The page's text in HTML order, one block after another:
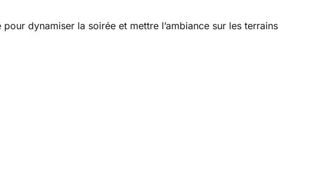
dynamiser la soirée et mettre l’ambiance sur les terrains